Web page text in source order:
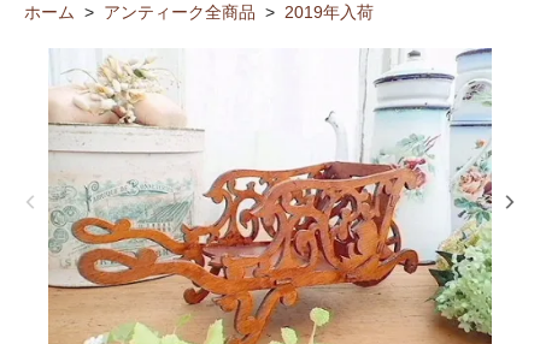
ホーム > アンティーク全商品 > 2019年入荷